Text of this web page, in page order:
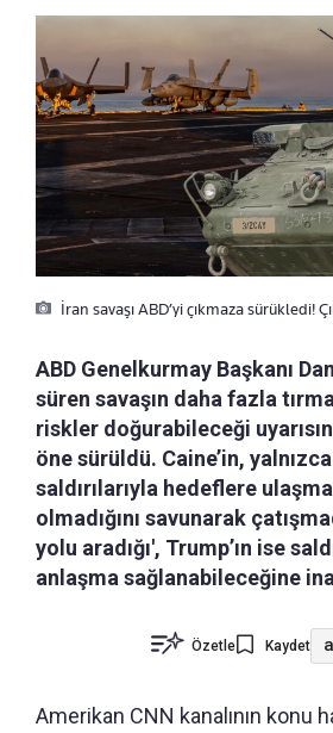
İran savaşı ABD’yi çıkmaza sürükledi!
ABD Genelkurmay Başkanı
süren savaşın daha fazla
riskler doğurabileceği
öne sürüldü. Caine’in,
saldırılarıyla hedeflere
olmadığını savunarak
yolu aradığı', Trump’ın ise
anlaşma sağlanabileceğine
Özetle Kaydet
Amerikan CNN kanalının konu